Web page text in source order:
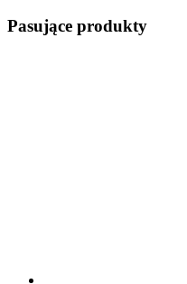
Pasujące produkty